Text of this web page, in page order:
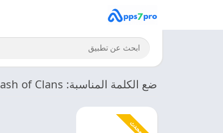
ضع الكلمة المناسبة: Clash of Clans تحميل آخر اصدار
محدث